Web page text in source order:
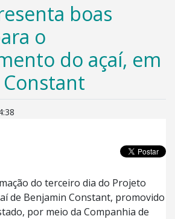
boas
o
do açaí, em
do terceiro dia do Projeto
de Benjamin Constant, promovido
por meio da Companhia de